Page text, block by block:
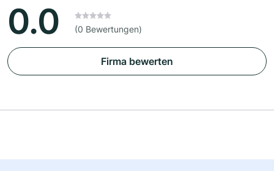
0.0 (0 Bewertungen)
Firma bewerten